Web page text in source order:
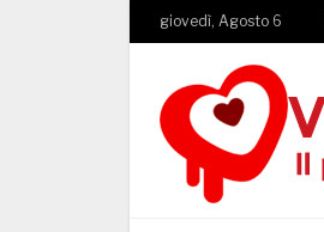
giovedì, Agosto 6